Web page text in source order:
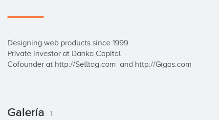
Designing web products since 1999
Private investor at Danka Capital
Cofounder at http://Selltag.com  and http://Gigas.com
Galería 1